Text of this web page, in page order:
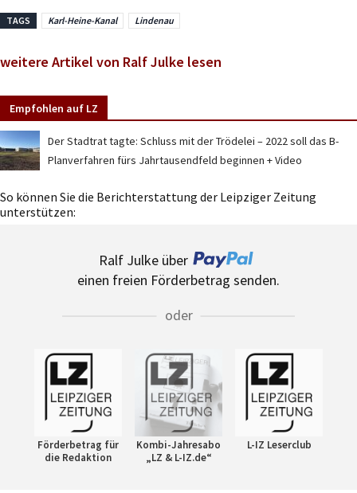
TAGS Karl-Heine-Kanal Lindenau
weitere Artikel von Ralf Julke lesen
Empfohlen auf LZ
Der Stadtrat tagte: Schluss mit der Trödelei – 2022 soll das B-
Planverfahren fürs Jahrtausendfeld beginnen + Video
So können Sie die Berichterstattung der Leipziger Zeitung
unterstützen:
Ralf Julke über
einen freien Förderbetrag senden.
oder
Förderbetrag für
die Redaktion
Kombi-Jahresabo
„LZ & L-IZ.de“
L-IZ Leserclub